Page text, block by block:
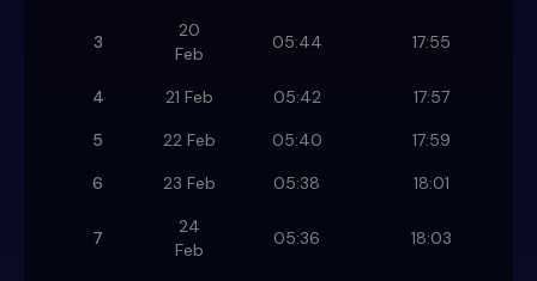
3
20
Feb
05:44 17:55
4 21 Feb 05:42
17:57
5
22 Feb 05:40
17:59
6
23 Feb 05:38 18:01
7
24
Feb
05:36 18:03